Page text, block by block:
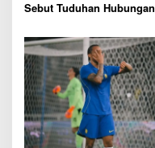
Sebut Tuduhan Hubungan
Sekali Tidak Benar